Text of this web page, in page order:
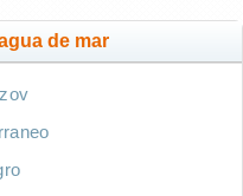
de mar